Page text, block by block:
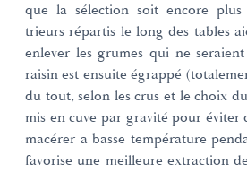
que la sélection soit encore
trieurs répartis le long des tables
enlever les grumes qui ne
raisin est ensuite égrappé
du tout, selon les crus et le choix
mis en cuve par gravité pour éviter
macérer a basse température
favorise une meilleure extraction